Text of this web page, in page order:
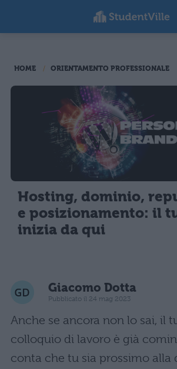
HOME ORIENTAMENTO PROFESSIONALE
Hosting, dominio,
e posizionamento: il
inizia da qui
Giacomo Dotta
Pubblicato il 24 mag 2023
Anche se ancora non lo sai, il
colloquio di lavoro è già
conta che tu sia prossimo alla